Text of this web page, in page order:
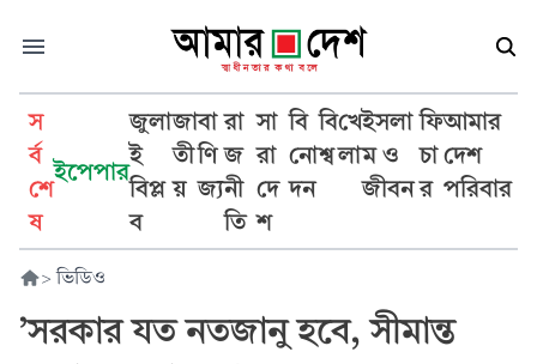
স
র্ব
শে
ষ
ইপেপার
জুলা
ই
বিপ্ল
ব
জা
তী
য়
বা
ণি
জ্য
রা
জ
নী
তি
সা
রা
দে
শ
বি
নো
দন
বি
শ্ব
খে
লা
ইসলা
ম ও
জীবন
ফি
চা
র
আমার
দেশ
পরিবার
> ভিডিও
’সরকার যত নতজানু হবে, সীমান্ত